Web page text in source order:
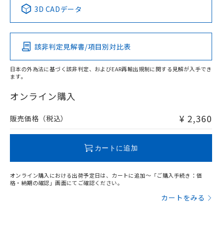
Pb Hg Cd Cr(VI)
O
在庫等で未対応品が混在する可能性があります。
問い合わせください。
この製品の規格認証/適合状況ページへ
その他の認証はこちらのページからご検索ください
3D CADデータ
該非判定見解書/項目別対比表
日本の外為法に基づく該非判定、およびEAR再輸出規制に関する見解が入手でき
ます。
オンライン購入
販売価格（税込） ¥ 2,360
カートに追加
オンライン購入における出荷予定日は、カートに追加～「ご購入手続き：価
格・納期の確認」画面にてご確認ください。
カートをみる